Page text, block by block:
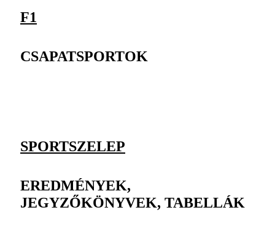
F1
CSAPATSPORTOK
SPORTSZELEP
EREDMÉNYEK,
JEGYZŐKÖNYVEK, TABELLÁK